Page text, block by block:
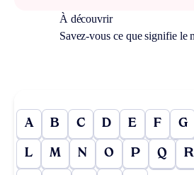
À découvrir
Savez-vous ce que signifie le
A B C D E F G
L M N O P Q R